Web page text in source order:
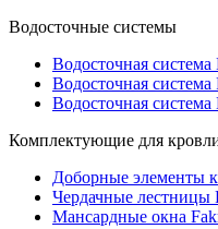
Водосточные системы
Водосточная система
Водосточная система
Водосточная система
Комплектующие для
Доборные элементы
Чердачные лестницы
Мансардные окна